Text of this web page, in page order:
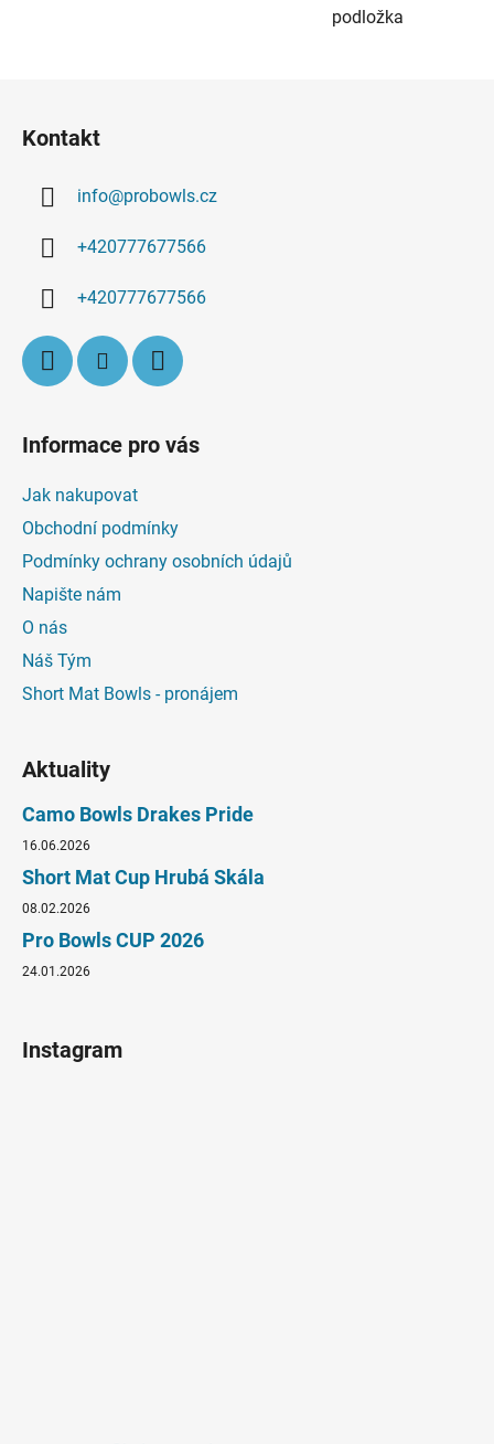
podložka
Kontakt
info@probowls.cz
+420777677566
+420777677566
Informace pro vás
Jak nakupovat
Obchodní podmínky
Podmínky ochrany osobních údajů
Napište nám
O nás
Náš Tým
Short Mat Bowls - pronájem
Aktuality
Camo Bowls Drakes Pride
16.06.2026
Short Mat Cup Hrubá Skála
08.02.2026
Pro Bowls CUP 2026
24.01.2026
Instagram